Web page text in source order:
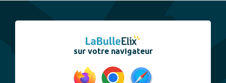
sur votre navigateur